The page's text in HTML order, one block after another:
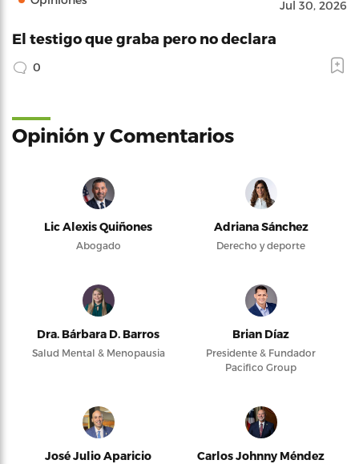
Jul 30, 2026
El testigo que graba pero no declara
0
Opinión y Comentarios
Lic Alexis Quiñones
Abogado
Adriana Sánchez
Derecho y deporte
Dra. Bárbara D. Barros
Salud Mental & Menopausia
Brian Díaz
Presidente & Fundador
Pacifico Group
José Julio Aparicio
Carlos Johnny Méndez